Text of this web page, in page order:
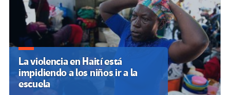
La violencia en Haití está
impidiendo a los niños ir a la
escuela